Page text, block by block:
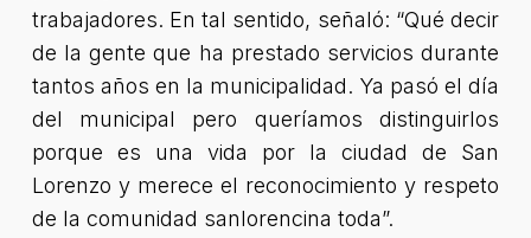
trabajadores. En tal sentido, señaló: “Qué decir
de la gente que ha prestado servicios durante
tantos años en la municipalidad. Ya pasó el día
del municipal pero queríamos distinguirlos
porque es una vida por la ciudad de San
Lorenzo y merece el reconocimiento y respeto
de la comunidad sanlorencina toda”.